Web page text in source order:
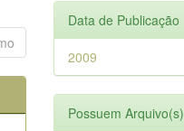
Data de Publicação
2009
Possuem Arquivo(s)